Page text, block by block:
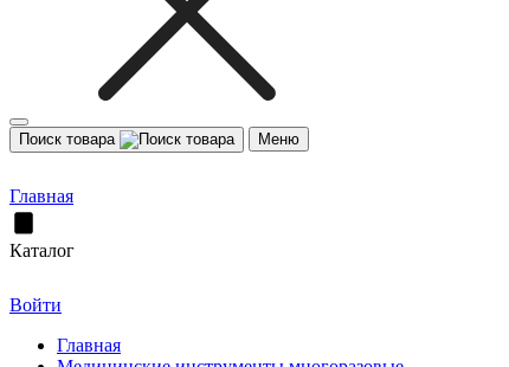
Поиск товара Меню
Главная
Каталог
Войти
Главная